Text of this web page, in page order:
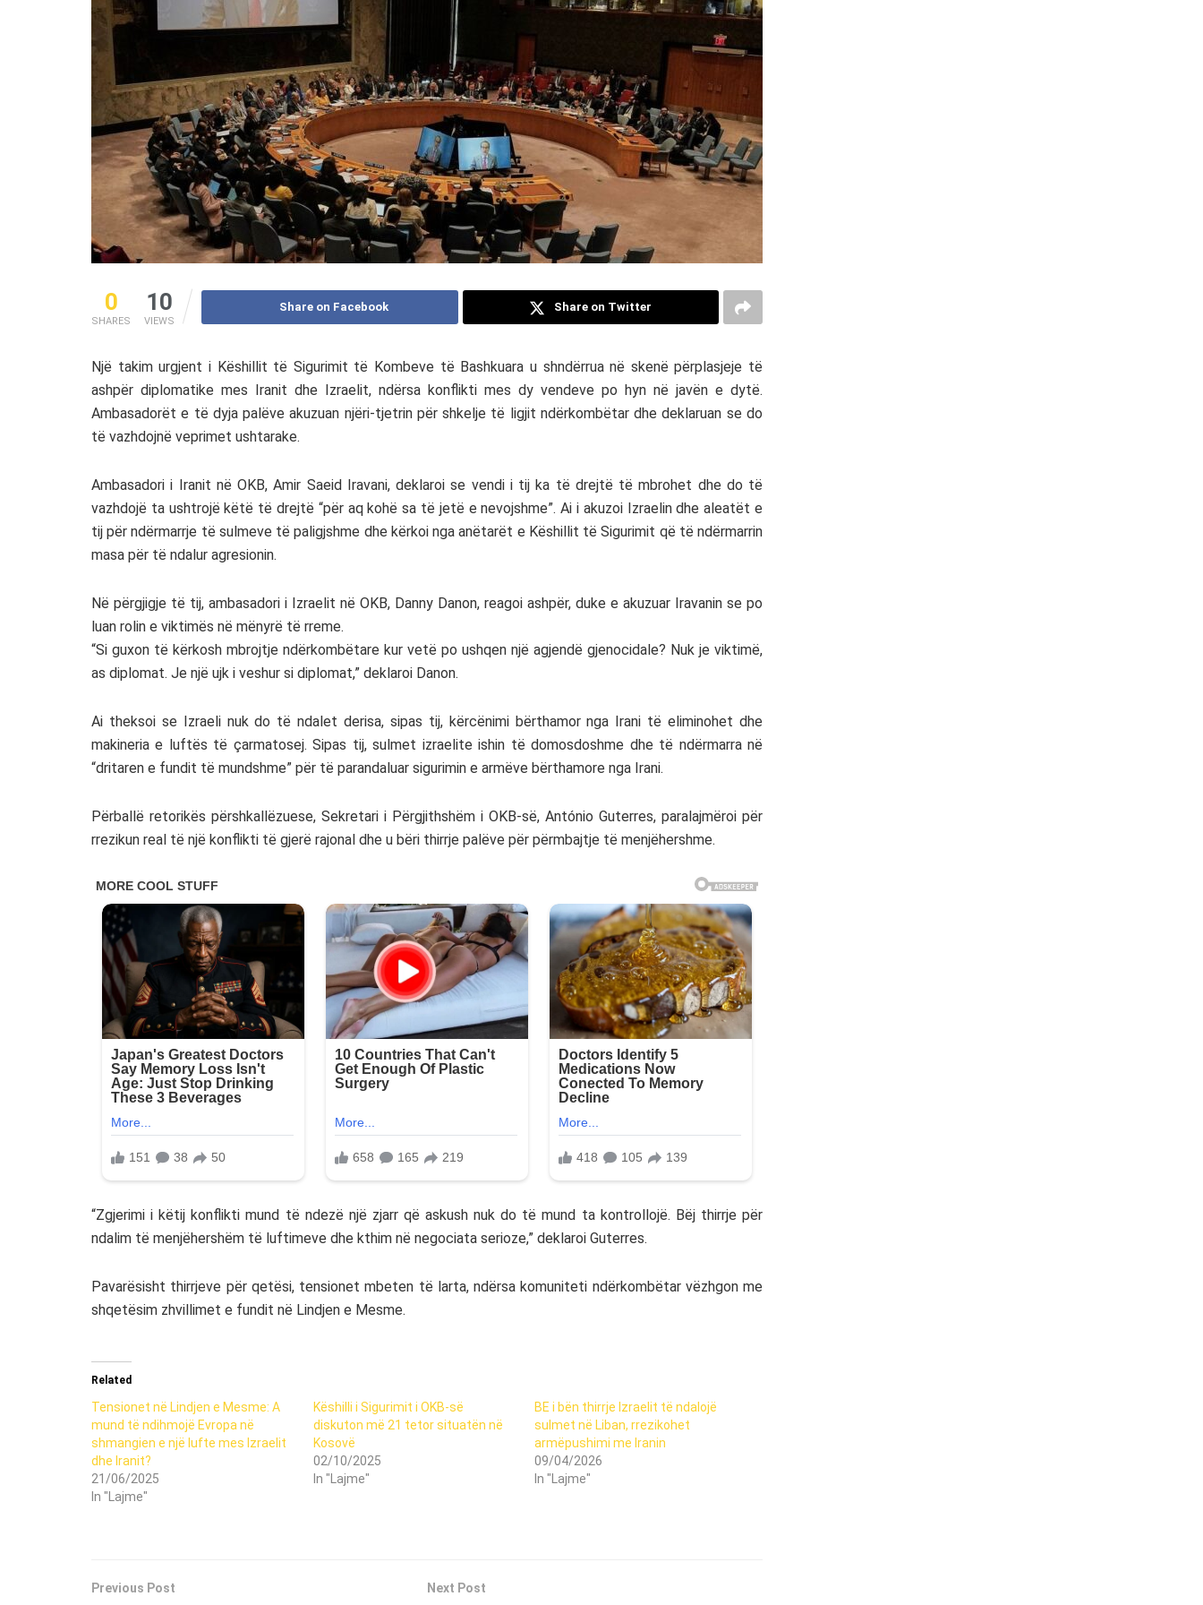
0
SHARES
10
VIEWS
Share on Facebook Share on Twitter
Një takim urgjent i Këshillit të Sigurimit të Kombeve të Bashkuara u shndërrua në skenë përplasjeje të
ashpër diplomatike mes Iranit dhe Izraelit, ndërsa konflikti mes dy vendeve po hyn në javën e dytë.
Ambasadorët e të dyja palëve akuzuan njëri-tjetrin për shkelje të ligjit ndërkombëtar dhe deklaruan se do
të vazhdojnë veprimet ushtarake.
Ambasadori i Iranit në OKB, Amir Saeid Iravani, deklaroi se vendi i tij ka të drejtë të mbrohet dhe do të
vazhdojë ta ushtrojë këtë të drejtë “për aq kohë sa të jetë e nevojshme”. Ai i akuzoi Izraelin dhe aleatët e
tij për ndërmarrje të sulmeve të paligjshme dhe kërkoi nga anëtarët e Këshillit të Sigurimit që të ndërmarrin
masa për të ndalur agresionin.
Në përgjigje të tij, ambasadori i Izraelit në OKB, Danny Danon, reagoi ashpër, duke e akuzuar Iravanin se po
luan rolin e viktimës në mënyrë të rreme.
“Si guxon të kërkosh mbrojtje ndërkombëtare kur vetë po ushqen një agjendë gjenocidale? Nuk je viktimë,
as diplomat. Je një ujk i veshur si diplomat,” deklaroi Danon.
Ai theksoi se Izraeli nuk do të ndalet derisa, sipas tij, kërcënimi bërthamor nga Irani të eliminohet dhe
makineria e luftës të çarmatosej. Sipas tij, sulmet izraelite ishin të domosdoshme dhe të ndërmarra në
“dritaren e fundit të mundshme” për të parandaluar sigurimin e armëve bërthamore nga Irani.
Përballë retorikës përshkallëzuese, Sekretari i Përgjithshëm i OKB-së, António Guterres, paralajmëroi për
rrezikun real të një konflikti të gjerë rajonal dhe u bëri thirrje palëve për përmbajtje të menjëhershme.
“Zgjerimi i këtij konflikti mund të ndezë një zjarr që askush nuk do të mund ta kontrollojë. Bëj thirrje për
ndalim të menjëhershëm të luftimeve dhe kthim në negociata serioze,” deklaroi Guterres.
Pavarësisht thirrjeve për qetësi, tensionet mbeten të larta, ndërsa komuniteti ndërkombëtar vëzhgon me
shqetësim zhvillimet e fundit në Lindjen e Mesme.
Related
Tensionet në Lindjen e Mesme: A
mund të ndihmojë Evropa në
shmangien e një lufte mes Izraelit
dhe Iranit?
21/06/2025
In "Lajme"
Këshilli i Sigurimit i OKB-së
diskuton më 21 tetor situatën në
Kosovë
02/10/2025
In "Lajme"
BE i bën thirrje Izraelit të ndalojë
sulmet në Liban, rrezikohet
armëpushimi me Iranin
09/04/2026
In "Lajme"
Previous Post Next Post